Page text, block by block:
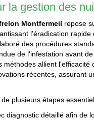
la gestion des
Montfermeil repose
l'éradication rapide
des procédures
de l'infestation avant
allient l'efficacité
récentes, assurant
plusieurs étapes
diagnostic détaillé afin de